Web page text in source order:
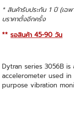
* สินค้ารับประกัน 1 ปี (เฉ
บราคาตั้งอีกครั้ง
**รอสินค้า 45-90 วัน
Dytran series 3056B
accelerometer used
purpose vibration